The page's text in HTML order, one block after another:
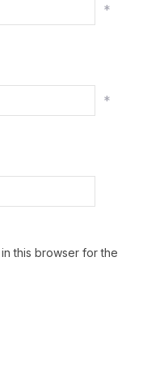
*
*
this browser for the